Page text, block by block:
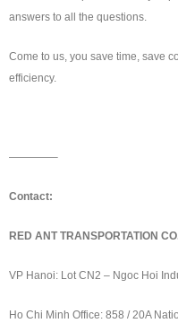
answers to all the questions.
Come to us, you save time, save
efficiency.
————–
Contact:
RED ANT TRANSPORTATION
VP Hanoi: Lot CN2 – Ngoc Hoi
Ho Chi Minh Office: 858 / 20A